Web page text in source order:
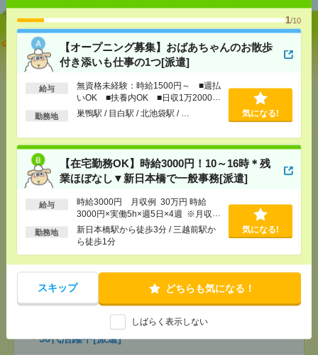
1/10
【オープニング募集】おばあちゃんのお散歩
付き添いも仕事の1つ[派遣]
給与
無資格未経験：時給1500円～ ■週払
いOK ■扶養内OK ■日収1万2000円
以上
勤務地 巣鴨駅 / 目白駅 / 北池袋駅 / … 気になる!
【在宅勤務OK】時給3000円！10～16時＊残
業ほぼなし▼新日本橋で一般事務[派遣]
給与
時給3000円 月収例 30万円 時給
3000円×実働5h×週5日×4週 ※月収例
を保証するものではありません。※給
与即受取りサービス利用可（利用条件
勤務地
新日本橋駅から徒歩3分 / 三越前駅か
ら徒歩1分
気になる!
スキップ どちらも気になる！
しばらく表示しない
【オープニング募集】おばあちゃんのお散歩付き添
いも仕事の1つ[派遣]
無資格未経験：時給1500円～ ■週払い
OK ■扶養内OK ■日収1万2000円以上
交通費全額支給
[勤務地]巣鴨駅
気になる！
【在宅勤務OK】時給3000円！10～16時＊残業ほぼな
し▼新日本橋で一般事務[派遣]
[給 与]
時給3000円 月収例 30万円 時給3000円×
実働5h×週5日×4週 ※月収例を保証するものではあ
りません。※給与即受取りサービス利用可（利用条
件有）
1ヶ月3万円を上限として実費支給
[月収例]30万円～
新日本橋駅から徒歩3分
歩1分
≪憧れ大手企業≫総務のオシゴト！のびのび働く！
＊50代活躍中[派遣]